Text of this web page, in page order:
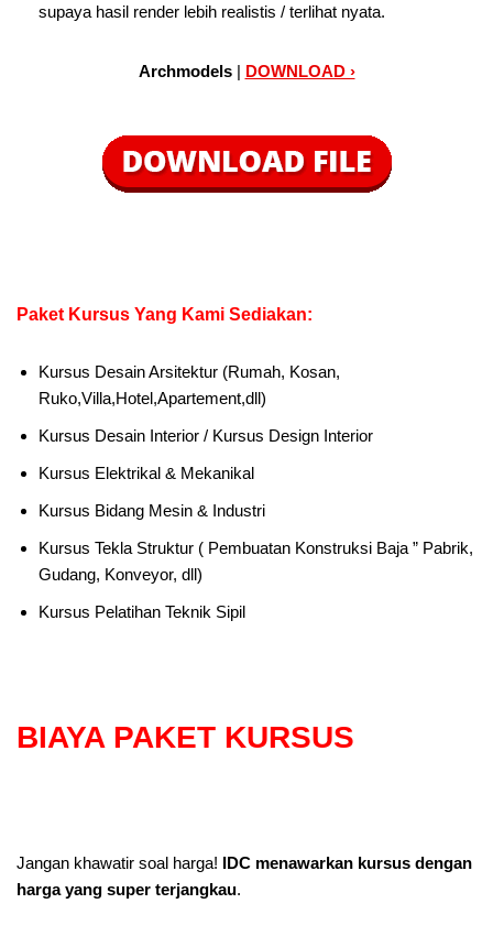
supaya hasil render lebih realistis / terlihat nyata.
Archmodels | DOWNLOAD ›
Paket Kursus Yang Kami Sediakan:
Kursus Desain Arsitektur (Rumah, Kosan,
Ruko,Villa,Hotel,Apartement,dll)
Kursus Desain Interior / Kursus Design Interior
Kursus Elektrikal & Mekanikal
Kursus Bidang Mesin & Industri
Kursus Tekla Struktur ( Pembuatan Konstruksi Baja ” Pabrik,
Gudang, Konveyor, dll)
Kursus Pelatihan Teknik Sipil
BIAYA PAKET KURSUS
Jangan khawatir soal harga! IDC menawarkan kursus dengan
harga yang super terjangkau.